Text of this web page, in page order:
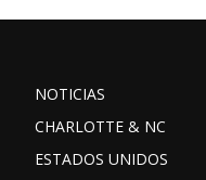
NOTICIAS
CHARLOTTE & NC
ESTADOS UNIDOS